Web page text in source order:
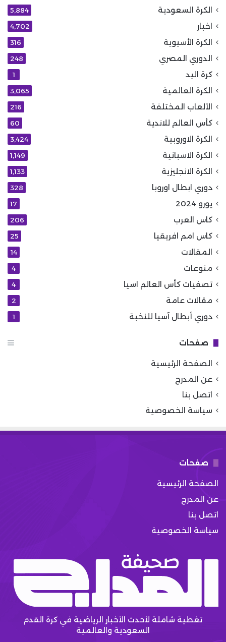
الكرة السعودية 5٬884
اخبار 4٬702
الكرة الأسيوية 316
الدوري المصري 248
كرة اليد 1
الكرة العالمية 3٬065
الألعاب المختلفة 216
كأس العالم للاندية 60
الكرة الاوروبية 3٬424
الكرة الاسبانية 1٬149
الكرة الانجليزية 1٬133
دوري ابطال اوروبا 328
يورو 2024 17
كاس العرب 206
كاس امم افريقيا 25
المقالات 14
منوعات 4
تصفيات كأس العالم اسيا 4
مقالات عامة 2
دوري أبطال آسيا للنخبة 1
صفحات
الصفحة الرئيسية
عن المدرج
اتصل بنا
سياسة الخصوصية
صفحات
الصفحة الرئيسية
عن المدرج
اتصل بنا
سياسة الخصوصية
تغطية شاملة لأحدث الأخبار الرياضية في كرة القدم
السعودية والعالمية